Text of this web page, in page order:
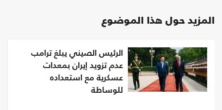
المزيد حول هذا الموضوع
الرئيس الصيني يبلغ ترامب
عدم تزويد إيران بمعدات
عسكرية مع استعداده
للوساطة